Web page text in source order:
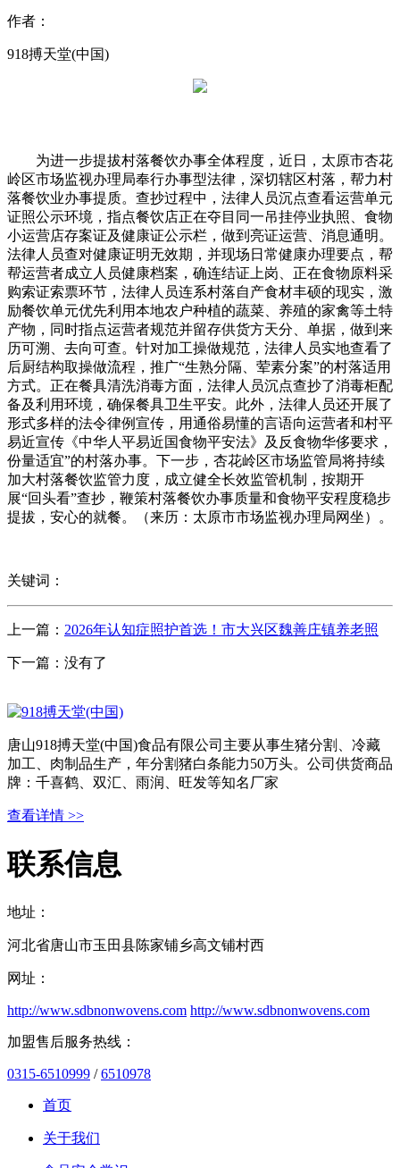
作者：
918搏天堂(中国)
为进一步提拔村落餐饮办事全体程度，近日，太原市杏花
岭区市场监视办理局奉行办事型法律，深切辖区村落，帮力村
落餐饮业办事提质。查抄过程中，法律人员沉点查看运营单元
证照公示环境，指点餐饮店正在夺目同一吊挂停业执照、食物
小运营店存案证及健康证公示栏，做到亮证运营、消息通明。
法律人员查对健康证明无效期，并现场日常健康办理要点，帮
帮运营者成立人员健康档案，确连结证上岗、正在食物原料采
购索证索票环节，法律人员连系村落自产食材丰硕的现实，激
励餐饮单元优先利用本地农户种植的蔬菜、养殖的家禽等土特
产物，同时指点运营者规范并留存供货方天分、单据，做到来
历可溯、去向可查。针对加工操做规范，法律人员实地查看了
后厨结构取操做流程，推广“生熟分隔、荤素分案”的村落适用
方式。正在餐具清洗消毒方面，法律人员沉点查抄了消毒柜配
备及利用环境，确保餐具卫生平安。此外，法律人员还开展了
形式多样的法令律例宣传，用通俗易懂的言语向运营者和村平
易近宣传《中华人平易近国食物平安法》及反食物华侈要求，
份量适宜”的村落办事。下一步，杏花岭区市场监管局将持续
加大村落餐饮监管力度，成立健全长效监管机制，按期开
展“回头看”查抄，鞭策村落餐饮办事质量和食物平安程度稳步
提拔，安心的就餐。（来历：太原市市场监视办理局网坐）。
关键词：
上一篇： 2026年认知症照护首选！市大兴区魏善庄镇养老照
下一篇：没有了
唐山918搏天堂(中国)食品有限公司主要从事生猪分割、冷藏
加工、肉制品生产，年分割猪白条能力50万头。公司供货商品
牌：千喜鹤、双汇、雨润、旺发等知名厂家
查看详情 >>
联系信息
地址：
河北省唐山市玉田县陈家铺乡高文铺村西
网址：
http://www.sdbnonwovens.com http://www.sdbnonwovens.com
加盟售后服务热线：
0315-6510999 /6510978
首页
关于我们